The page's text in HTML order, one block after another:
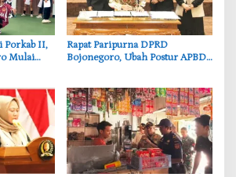
Porkab II,
Mulai
‎Rapat Paripurna DPRD
Bojonegoro, Ubah Postur APBD